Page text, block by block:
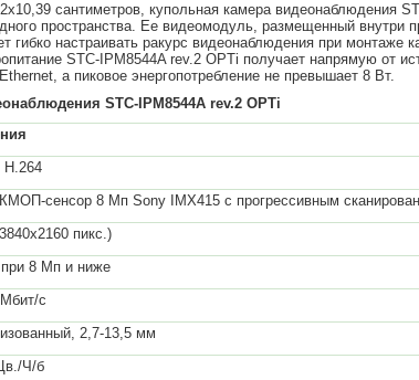
сантиметров, купольная камера видеонаблюдения
пространства. Ее видеомодуль, размещенный внутри
гибко настраивать ракурс видеонаблюдения при монтаже
STC-IPM8544A rev.2 OPTi получает напрямую от
а пиковое энергопотребление не превышает 8 Вт.
STC-IPM8544A rev.2 OPTi
H.264
сенсор 8 Mп Sony IMX415 с прогрессивным
пикс.)
при 8 Мп и ниже
с
2,7-13,5 мм
Ч/б